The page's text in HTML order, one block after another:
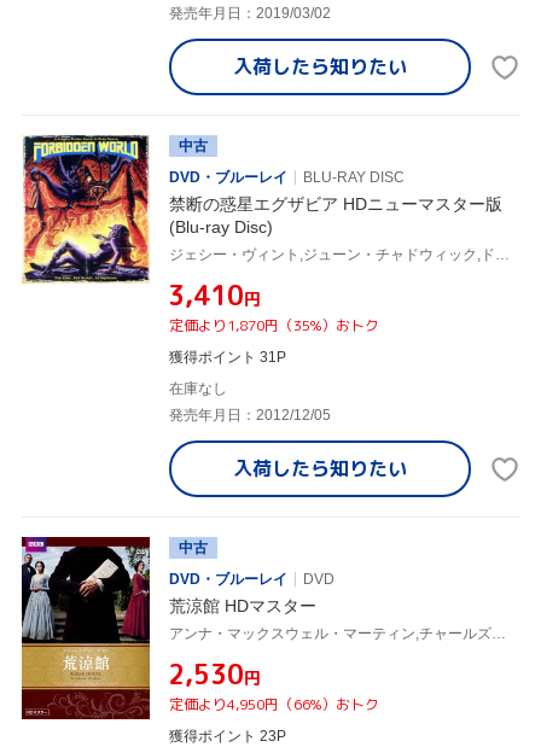
発売年月日：2019/03/02
入荷したら知りたい
中古
DVD・ブルーレイ
BLU-RAY DISC
禁断の惑星エグザビア HDニューマスター版
(Blu-ray Disc)
ジェシー・ヴィント,ジューン・チャドウィック,ドーン・ダンラップ,アラン・ホルツマン(監督),スーザン・ジャスティン(音楽)
¥3,410円
定価より1,870円（35%）おトク
獲得ポイント 31P
在庫なし
発売年月日：2012/12/05
入荷したら知りたい
中古
DVD・ブルーレイ
DVD
荒涼館 HDマスター
アンナ・マックスウェル・マーティン,チャールズ・ダンス,キャリー・マリガン,ジャスティン・チャドウィック(監督),スザンナ・ホワイト(監督),チャールズ・ディケンズ(原作)
¥2,530円
定価より4,950円（66%）おトク
獲得ポイント 23P